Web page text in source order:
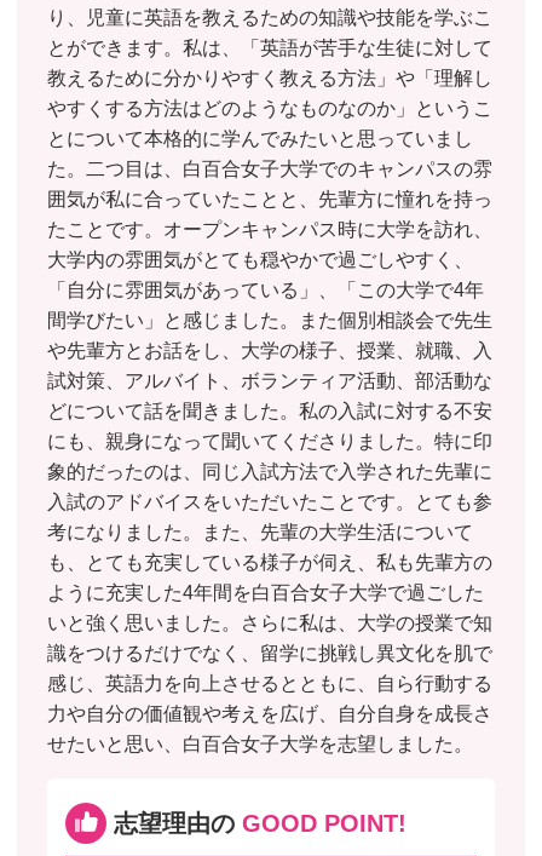
り、児童に英語を教えるための知識や技能を学ぶこ
とができます。私は、「英語が苦手な生徒に対して
教えるために分かりやすく教える方法」や「理解し
やすくする方法はどのようなものなのか」というこ
とについて本格的に学んでみたいと思っていまし
た。二つ目は、白百合女子大学でのキャンパスの雰
囲気が私に合っていたことと、先輩方に憧れを持っ
たことです。オープンキャンパス時に大学を訪れ、
大学内の雰囲気がとても穏やかで過ごしやすく、
「自分に雰囲気があっている」、「この大学で4年
間学びたい」と感じました。また個別相談会で先生
や先輩方とお話をし、大学の様子、授業、就職、入
試対策、アルバイト、ボランティア活動、部活動な
どについて話を聞きました。私の入試に対する不安
にも、親身になって聞いてくださりました。特に印
象的だったのは、同じ入試方法で入学された先輩に
入試のアドバイスをいただいたことです。とても参
考になりました。また、先輩の大学生活について
も、とても充実している様子が伺え、私も先輩方の
ように充実した4年間を白百合女子大学で過ごした
いと強く思いました。さらに私は、大学の授業で知
識をつけるだけでなく、留学に挑戦し異文化を肌で
感じ、英語力を向上させるとともに、自ら行動する
力や自分の価値観や考えを広げ、自分自身を成長さ
せたいと思い、白百合女子大学を志望しました。
志望理由の GOOD POINT!